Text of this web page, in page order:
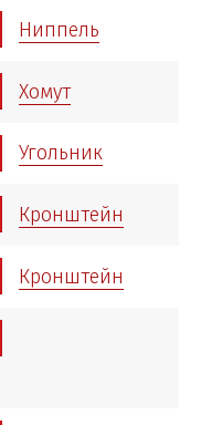
Ниппель
Хомут
Угольник
Кронштейн
Кронштейн